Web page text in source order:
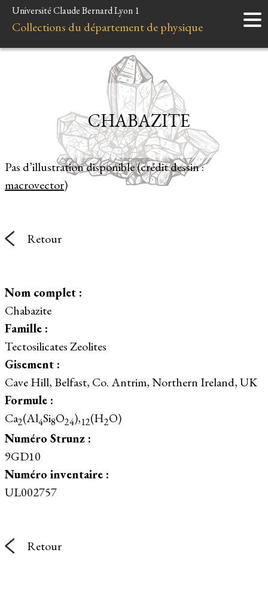
Accueil
Instruments
Liens et ressources
Université Claude Bernard Lyon 1
Collections du département de physique
Pas d’illustration disponible (crédit dessin :
macrovector)
CHABAZITE
Retour
Nom complet :
Chabazite
Famille :
Tectosilicates Zeolites
Gisement :
Cave Hill, Belfast, Co. Antrim, Northern Ireland, UK
Formule :
Ca2(Al4Si8O24),12(H2O)
Numéro Strunz :
9GD10
Numéro inventaire :
UL002757
Retour